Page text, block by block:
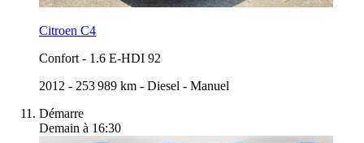
Citroen C4
Confort - 1.6 E-HDI 92
2012 - 253 989 km - Diesel - Manuel
Démarre
Demain à 16:30